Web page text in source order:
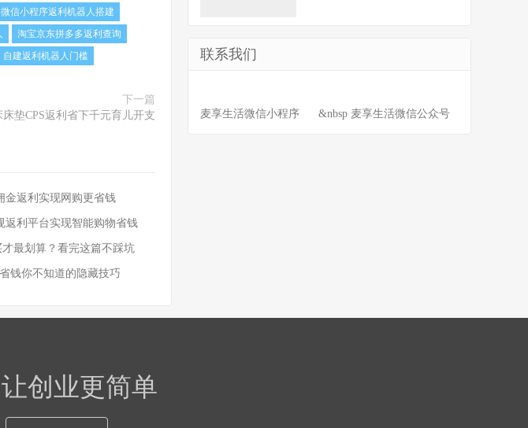
微信小程序返利机器人搭建
淘宝京东拼多多返利查询
自建返利机器人门槛
下一篇
垫CPS返利省下千元育儿开支
金返利实现网购更省钱
返利平台实现智能购物省钱
最划算？看完这篇不踩坑
钱你不知道的隐藏技巧
联系我们
麦享生活微信小程序 &nbsp 麦享生活微信公众号
创业更简单